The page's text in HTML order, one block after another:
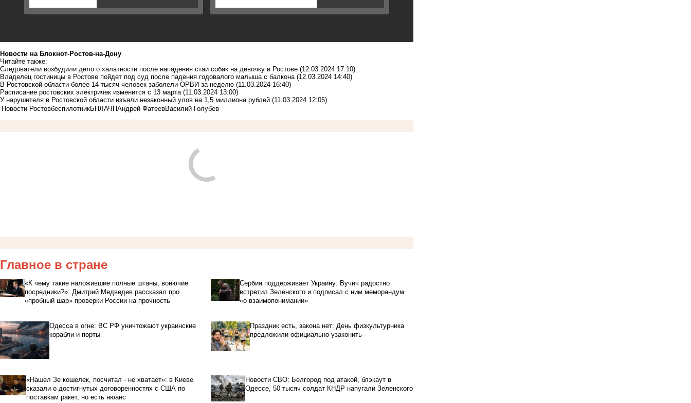
Новости на Блoкнoт-Ростов-на-Дону
Читайте также:
Следователи возбудили дело о халатности после нападения стаи собак на девочку в Ростове (12.03.2024 17:10)
Владелец гостиницы в Ростове пойдет под суд после падения годовалого малыша с балкона (12.03.2024 14:40)
В Ростовской области более 14 тысяч человек заболели ОРВИ за неделю (11.03.2024 16:40)
Расписание ростовских электричек изменится с 13 марта (11.03.2024 13:00)
У нарушителя в Ростовской области изъяли незаконный улов на 1,5 миллиона рублей (11.03.2024 12:05)
Новости РостовбеспилотникБПЛАЧПАндрей ФатеевВасилий Голубев
Главное в стране
«К чему такие наложившие полные штаны, вонючие
посредники?»: Дмитрий Медведев рассказал про
«пробный шар» проверки России на прочность
Сербия поддерживает Украину: Вучич радостно
встретил Зеленского и подписал с ним меморандум
«о взаимопонимании»
Одесса в огне: ВС РФ уничтожают украинские
корабли и порты
Праздник есть, закона нет: День физкультурника
предложили официально узаконить
«Нашел Зе кошелек, посчитал - не хватает»: в Киеве
сказали о достигнутых договоренностях с США по
поставкам ракет, но есть нюанс
Новости СВО: Белгород под атакой, блэкаут в
Одессе, 50 тысяч солдат КНДР напугали Зеленского